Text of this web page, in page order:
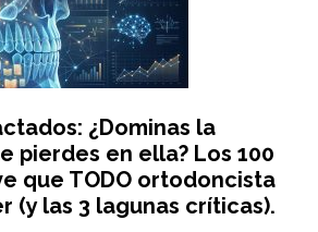
¿Dominas la
pierdes en ella? Los 100
que TODO ortodoncista
(y las 3 lagunas críticas).